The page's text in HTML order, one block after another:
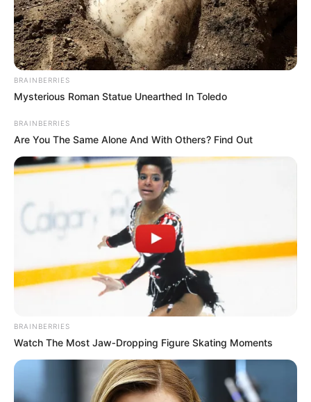
BRAINBERRIES
Mysterious Roman Statue Unearthed In Toledo
BRAINBERRIES
Are You The Same Alone And With Others? Find Out
BRAINBERRIES
Watch The Most Jaw‑Dropping Figure Skating Moments